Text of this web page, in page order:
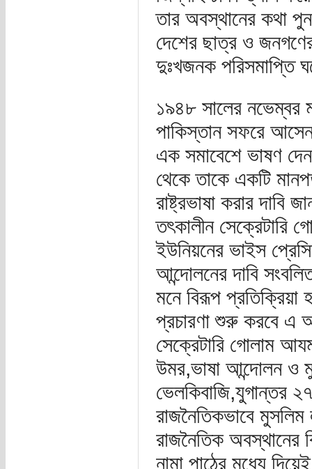
তার অবস্থানের কথা
দেশের ছাত্র ও
দুঃখজনক
১৯৪৮ সালের নভেম্বর
পাকিস্তান সফরে
এক সমাবেশে ভাষণ
থেকে তাকে একটি
রাষ্ট্রভাষা করার
তৎকালীন
ইউনিয়নের ভাইস
আন্দোলনের দাবি
মনে বিরূপ প্রতিক্রিয়া
প্রচারণা শুরু করবে এ
সেক্রেটারি গোলাম
উমর,ভাষা আন্দোলন ও
ভেলকিবাজি,যুগান্তর
রাজনৈতিকভাবে মুসলিম
রাজনৈতিক অবস্থানের
নামা পাঠের মধ্যে